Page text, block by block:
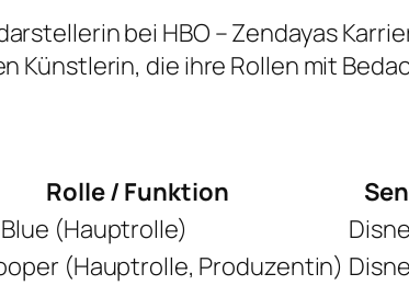
bei HBO – Zendayas
Künstlerin, die ihre Rollen mit
Rolle / Funktion
(Hauptrolle)
(Hauptrolle, Produzentin)